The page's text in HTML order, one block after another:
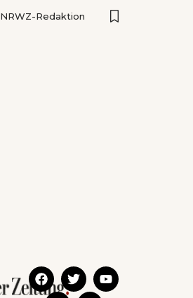
NRWZ-Redaktion